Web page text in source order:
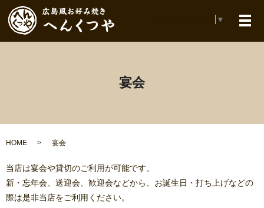
▼
メ
宴会
HOME 宴会
当店は宴会や貸切のご利用が可能です。
新・忘年会、送迎会、歓迎会などから、お誕生日・打ち上げなどの
際は是非当店をご利用ください。